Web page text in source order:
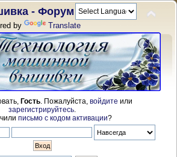
- Форум
by Translate
Гость. Пожалуйста, войдите или
зарегистрируйтесь
письмо с кодом активации?